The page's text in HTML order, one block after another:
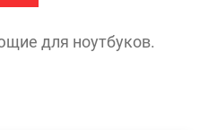
для ноутбуков.